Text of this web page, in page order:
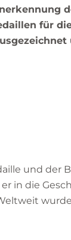
für
und der
in die